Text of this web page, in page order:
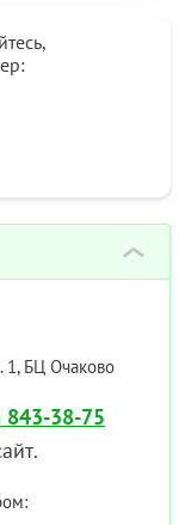
›
1, БЦ Очаково
843-38-75